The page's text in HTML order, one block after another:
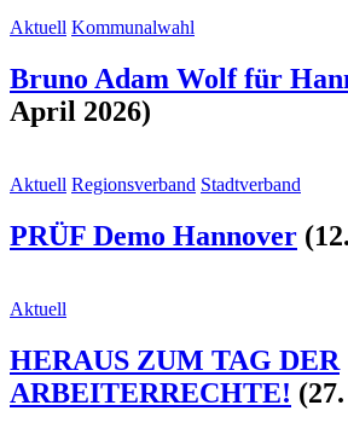
Aktuell Kommunalwahl
Bruno Adam Wolf für
April 2026)
Aktuell Regionsverband Stadtverband
PRÜF Demo Hannover
Aktuell
HERAUS ZUM TAG DER
ARBEITERRECHTE!